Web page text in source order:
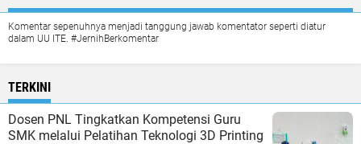
Komentar sepenuhnya menjadi tanggung jawab komentator seperti diatur
dalam UU ITE. #JernihBerkomentar
TERKINI
Dosen PNL Tingkatkan Kompetensi Guru
SMK melalui Pelatihan Teknologi 3D Printing